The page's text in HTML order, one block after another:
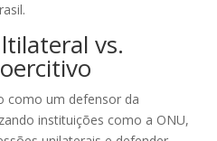
vs.
como um defensor da
instituições como a ONU,